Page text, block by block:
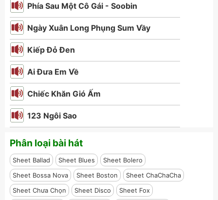
Phía Sau Một Cô Gái - Soobin
Ngày Xuân Long Phụng Sum Vầy
Kiếp Đỏ Đen
Ai Đưa Em Về
Chiếc Khăn Gió Ấm
123 Ngôi Sao
Phân loại bài hát
Sheet Ballad Sheet Blues
Sheet Bolero
Sheet Bossa Nova
Sheet Boston
Sheet ChaChaCha
Sheet Chưa Chọn
Sheet Disco
Sheet Fox